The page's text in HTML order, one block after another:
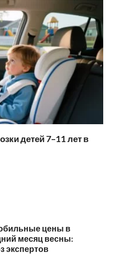
детей 7–11 лет в
цены в
месяц весны:
экспертов